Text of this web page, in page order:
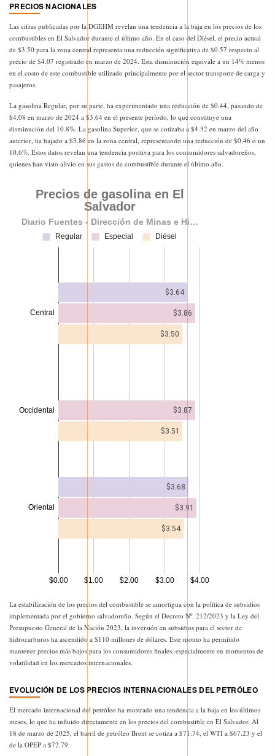
PRECIOS NACIONALES
Las cifras publicadas por la DGEHM revelan una tendencia a la baja en los precios de los
combustibles en El Salvador durante el último año. En el caso del Diésel, el precio actual
de $3.50 para la zona central representa una reducción significativa de $0.57 respecto al
precio de $4.07 registrado en marzo de 2024. Esta disminución equivale a un 14% menos
en el costo de este combustible utilizado principalmente por el sector transporte de carga y
pasajeros.
La gasolina Regular, por su parte, ha experimentado una reducción de $0.44, pasando de
$4.08 en marzo de 2024 a $3.64 en el presente período, lo que constituye una
disminución del 10.8%. La gasolina Superior, que se cotizaba a $4.32 en marzo del año
anterior, ha bajado a $3.86 en la zona central, representando una reducción de $0.46 o un
10.6%. Estos datos revelan una tendencia positiva para los consumidores salvadoreños,
quienes han visto alivio en sus gastos de combustible durante el último año.
La estabilización de los precios del combustible se amortigua con la política de subsidios
implementada por el gobierno salvadoreño. Según el Decreto Nº. 212/2023 y la Ley del
Presupuesto General de la Nación 2023, la inversión en subsidios para el sector de
hidrocarburos ha ascendido a $110 millones de dólares. Este monto ha permitido
mantener precios más bajos para los consumidores finales, especialmente en momentos de
volatilidad en los mercados internacionales.
EVOLUCIÓN DE LOS PRECIOS INTERNACIONALES DEL PETRÓLEO
El mercado internacional del petróleo ha mostrado una tendencia a la baja en los últimos
meses, lo que ha influido directamente en los precios del combustible en El Salvador. Al
18 de marzo de 2025, el barril de petróleo Brent se cotiza a $71.74, el WTI a $67.23 y el
de la OPEP a $72.79.